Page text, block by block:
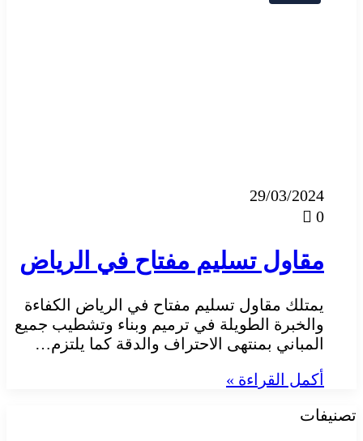
29/03/2024
0
مقاول تسليم مفتاح في الرياض
يمتلك مقاول تسليم مفتاح في الرياض الكفاءة
والخبرة الطويلة في ترميم وبناء وتشطيب جميع
المباني بمنتهى الاحتراف والدقة كما يلتزم…
أكمل القراءة »
تصنيفات